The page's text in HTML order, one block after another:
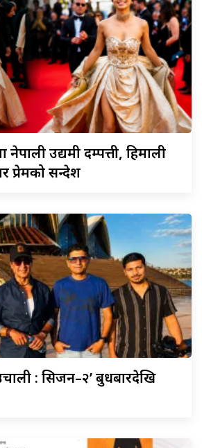
नेपाली उद्यमी दम्पत्ती, हिमाली
प्रेमको सन्देश
: सिजन–२’ बुधबारदेखि